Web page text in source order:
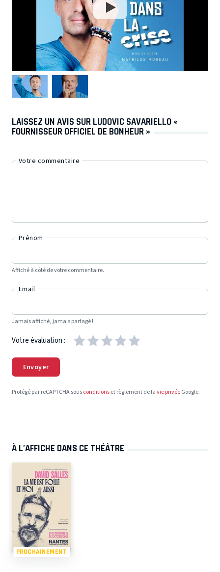
LAISSEZ UN AVIS SUR LUDOVIC SAVARIELLO «
FOURNISSEUR OFFICIEL DE BONHEUR »
Votre commentaire
Prénom
Affiché à côté de votre commentaire.
Email
Jamais affiché, jamais partagé !
Votre évaluation :
Envoyer
Protégé par reCAPTCHA sousconditionset règlement de lavie privéeGoogle.
À L’AFFICHE DANS CE THÉÂTRE
PROCHAINEMENT